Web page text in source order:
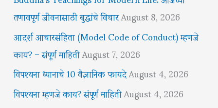
तणावपूर्ण जीवनासाठी बुद्धांचे विचारAugust 8, 2026
आदर्श आचारसंहिता (Model Code of Conduct) म्हणजे
काय? – संपूर्ण माहितीAugust 7, 2026
विपश्यना ध्यानाचे 10 वैज्ञानिक फायदेAugust 4, 2026
विपश्यना म्हणजे काय? संपूर्ण माहितीAugust 4, 2026